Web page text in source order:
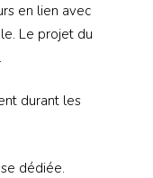
en lien avec
Le projet du
durant les
dédiée.